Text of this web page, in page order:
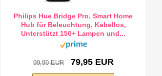
Philips Hue Bridge Pro, Smart Home
Hub für Beleuchtung, Kabellos,
Unterstützt 150+ Lampen und...
99,99 EUR 79,95 EUR